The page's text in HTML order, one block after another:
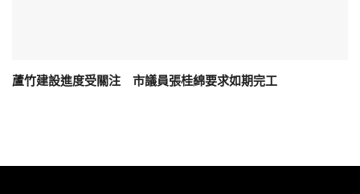
蘆竹建設進度受關注 市議員張桂綿要求如期完工